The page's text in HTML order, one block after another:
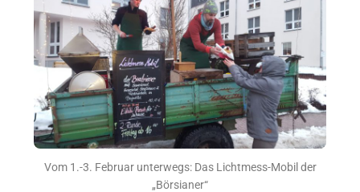
Vom 1.-3. Februar unterwegs: Das Lichtmess-Mobil der
„Börsianer“